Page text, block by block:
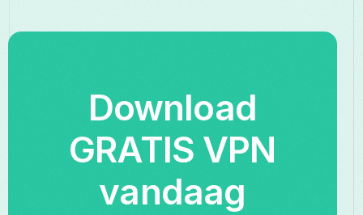
Download
GRATIS VPN
vandaag